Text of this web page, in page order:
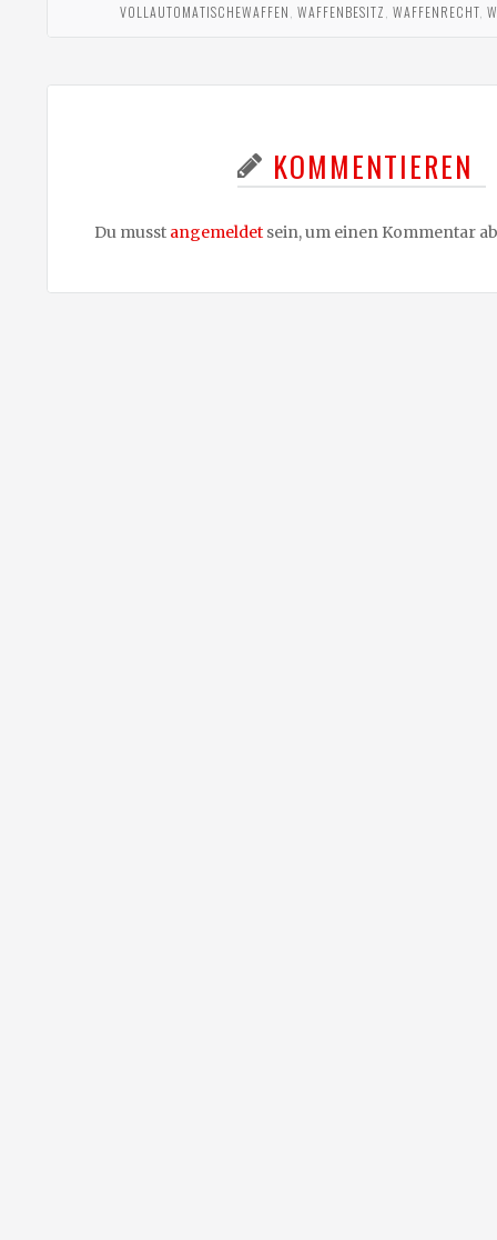
VOLLAUTOMATISCHEWAFFEN WAFFENBESITZ WAFFENRECHT,
KOMMENTIEREN
Du musst angemeldet sein, um einen Kommentar